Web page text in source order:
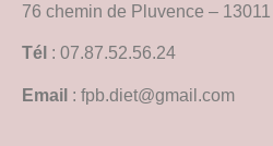
76 chemin de Pluvence –
Tél : 07.87.52.56.24
Email : fpb.diet@gmail.com